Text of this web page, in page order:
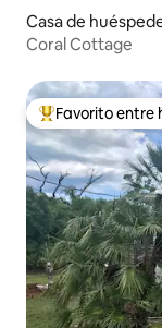
Casa de
Coral Cottage
De los mejores
Favorito entre